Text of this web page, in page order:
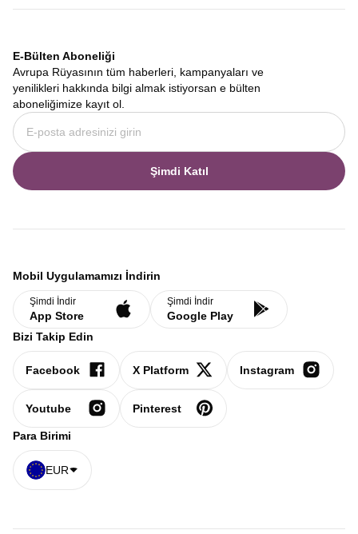
E-Bülten Aboneliği
Avrupa Rüyasının tüm haberleri, kampanyaları ve
yenilikleri hakkında bilgi almak istiyorsan e bülten
aboneliğimize kayıt ol.
Şimdi Katıl
Mobil Uygulamamızı İndirin
Şimdi İndir
App Store
Şimdi İndir
Google Play
Bizi Takip Edin
Facebook X Platform Instagram
Youtube Pinterest
Para Birimi
EUR